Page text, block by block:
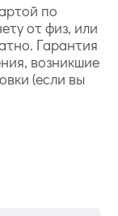
по
от физ, или
Гарантия
возникшие
(если вы